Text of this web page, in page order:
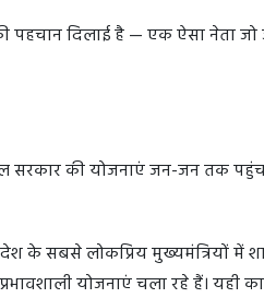
पहचान दिलाई है — एक ऐसा नेता
सरकार की योजनाएं जन-जन तक
के सबसे लोकप्रिय मुख्यमंत्रियों में
योजनाएं चला रहे हैं।